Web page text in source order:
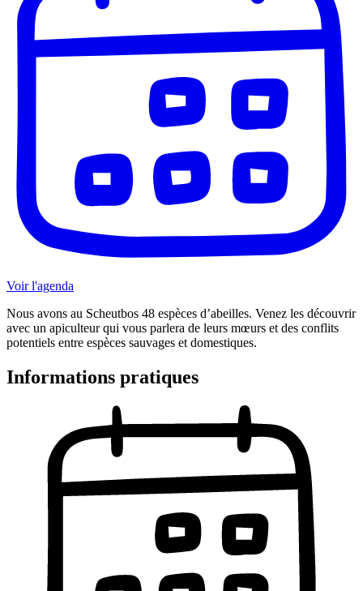
Voir l'agenda
Nous avons au Scheutbos 48 espèces d’abeilles. Venez les découvrir
avec un apiculteur qui vous parlera de leurs mœurs et des conflits
potentiels entre espèces sauvages et domestiques.
Informations pratiques